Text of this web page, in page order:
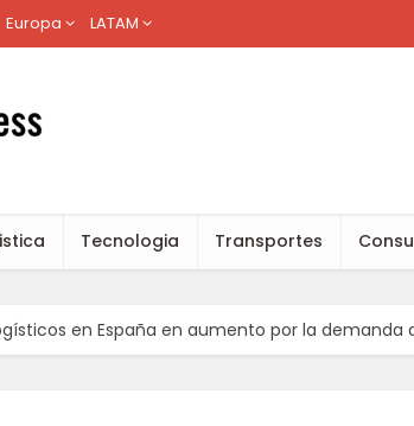
Europa LATAM
Tecnologia Transportes
en España en aumento por la